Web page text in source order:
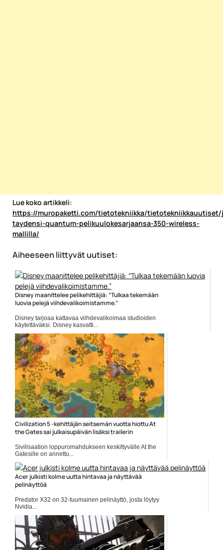
Lue koko artikkeli:
https://muropaketti.com/tietotekniikka/
taydensi-quantum-pelikuulokesarjaansa-350-wireless-
mallilla/
Aiheeseen liittyvät uutiset:
Disney maanittelee pelikehittäjiä: “Tulkaa tekemään
luovia pelejä viihdevalikoimistamme.”
Disney tarjoaa kattavaa viihdevalikoimaa studioiden
käytettäväksi. Disney kasvatti...
DICE
Civilization 5 -kehittäjän seitsemän vuotta hiottu At
the Gates sai julkaisupäivän lisäksi trailerin
Sivilisaation loppuromahdukseen keskittyvälle At the
Gatesille on annettu...
At the Gates
Acer julkisti kolme uutta hintavaa ja näyttävää
pelinäyttöä
Predator X32 on 32-tuumainen pelinäyttö, josta löytyy
Nvidia...
Acer